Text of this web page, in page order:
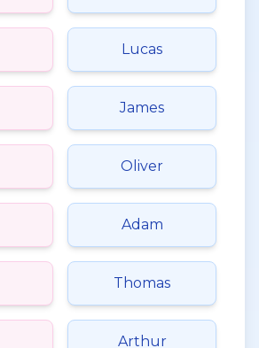
Lucas
James
Oliver
Adam
Thomas
Arthur